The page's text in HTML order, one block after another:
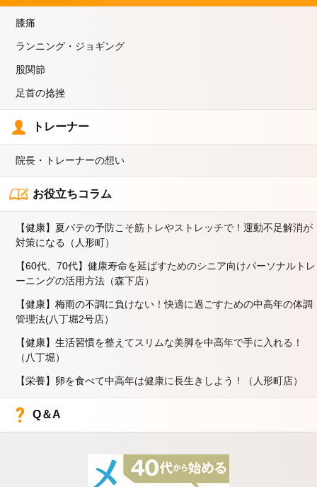
膝痛
ランニング・ジョギング
股関節
足首の捻挫
トレーナー
院長・トレーナーの想い
お役立ちコラム
【健康】夏バテの予防こそ筋トレやストレッチで！運動不足解消が
対策になる（人形町）
【60代、70代】健康寿命を延ばすためのシニア向けパーソナルトレ
ーニングの活用方法（森下店）
【健康】梅雨の不調に負けない！快適に過ごすための中高年の体調
管理法(八丁堀2号店）
【健康】生活習慣を整えてスリムな美脚を中高年で手に入れる！
（八丁堀）
【栄養】卵を食べて中高年は健康に長生きしよう！（人形町店）
Q＆A